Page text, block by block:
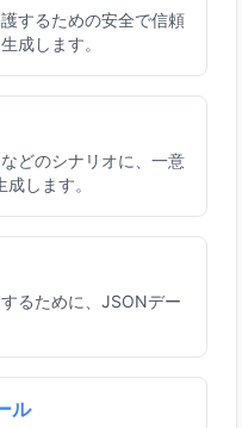
するための安全で信頼
成します。
どのシナリオに、一意
します。
るために、JSONデー
ル